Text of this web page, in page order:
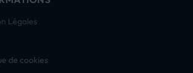
Légales
de cookies